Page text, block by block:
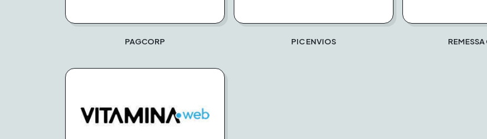
PAGCORP PIC ENVIOS